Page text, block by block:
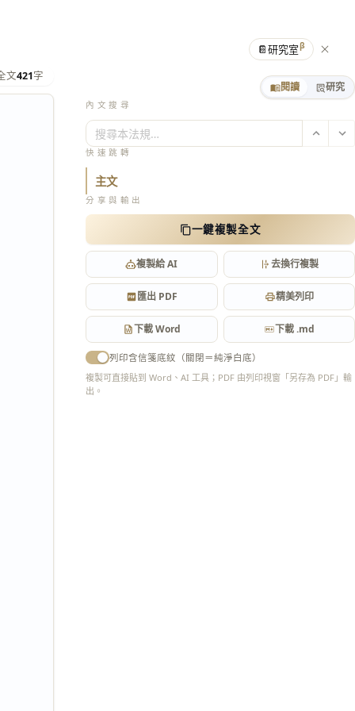
文421字
閱讀 研究
內文搜尋
搜尋本法規…
快速跳轉
主文
分享與輸出
一鍵複製全文
複製給 AI 去換行複製
匯出 PDF 精美列印
下載 Word 下載 .md
列印含信箋底紋（關閉＝純淨白底）
複製可直接貼到 Word、AI 工具；PDF 由列印視窗「另存為 PDF」輸
出。
📔研究室β